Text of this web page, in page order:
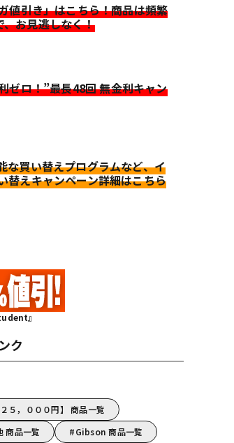
値引き」はこちら！商品は頻繁
お見逃しなく！
ゼロ！”最長48回 無金利キャン
な買い替えプログラムなど、イ
替えキャンペーン詳細はこちら
』
ク
５，０００円】 商品一覧
商品一覧 Gibson 商品一覧